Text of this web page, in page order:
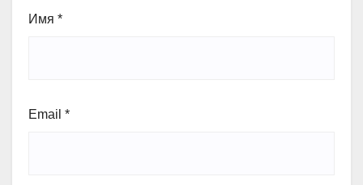
Имя *
Email *